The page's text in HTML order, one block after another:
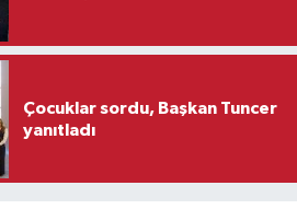
Çocuklar sordu, Başkan Tuncer
yanıtladı